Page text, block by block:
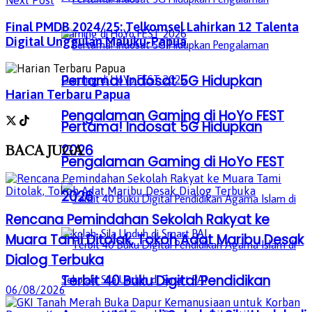
Pertama! Indosat 5G Hidupkan
Pengalaman Gaming di HoYo FEST
2026
Terbit 40 Buku Digital Pendidikan
Pertama! Indosat 5G Hidupkan
Pengalaman Gaming di HoYo FEST
2026
Final PMDB 2024/25: Telkomsel Lahirkan 12 Talenta
Digital Unggulan Maluku-Papua
Harian Terbaru Papua
BACAJUGA
Rencana Pemindahan Sekolah Rakyat ke
Muara Tami Ditolak, Tokoh Adat Maribu Desak
Dialog Terbuka
06/08/2026